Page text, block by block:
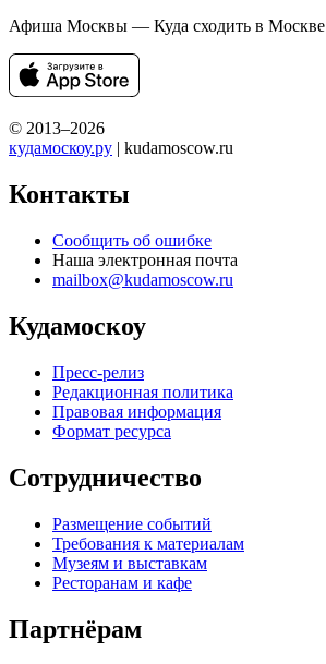
Афиша Москвы — Куда сходить в Москве
© 2013–2026
кудамоскоу.ру | kudamoscow.ru
Контакты
Сообщить об ошибке
Наша электронная почта
mailbox@kudamoscow.ru
Кудамоскоу
Пресс-релиз
Редакционная политика
Правовая информация
Формат ресурса
Сотрудничество
Размещение событий
Требования к материалам
Музеям и выставкам
Ресторанам и кафе
Партнёрам